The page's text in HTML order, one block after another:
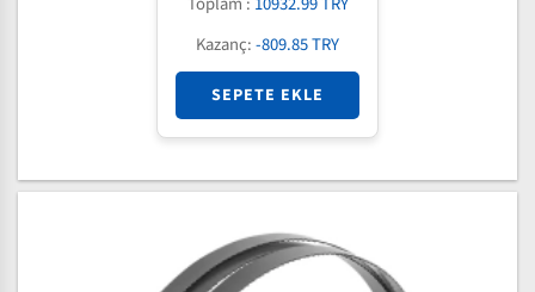
Kazanç:-809.85 TRY
SEPETE EKLE